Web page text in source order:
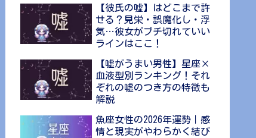
【彼氏の嘘】はどこまで許
せる？見栄・誤魔化し・浮
気…彼女がブチ切れていい
ラインはここ！
【嘘がうまい男性】星座×
血液型別ランキング！それ
ぞれの嘘のつき方の特徴も
解説
魚座女性の2026年運勢｜感
情と現実がやわらかく結び